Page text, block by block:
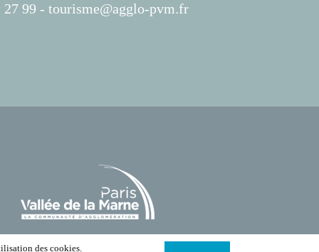
27 99 - tourisme@agglo-pvm.fr
des cookies.